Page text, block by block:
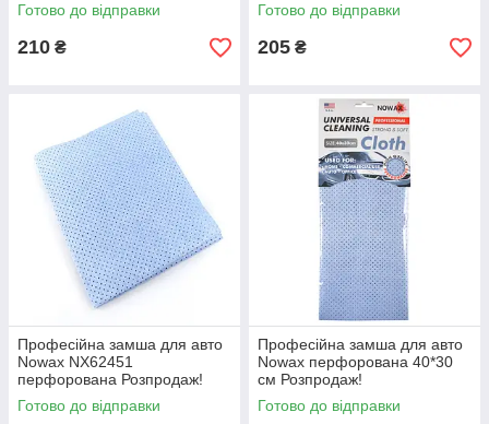
Готово до відправки
210 ₴
Готово до відправки
205 ₴
Професійна замша для авто
Nowax NX62451
перфорована Розпродаж!
Готово до відправки
Професійна замша для авто
Nowax перфорована 40*30
см Розпродаж!
Готово до відправки